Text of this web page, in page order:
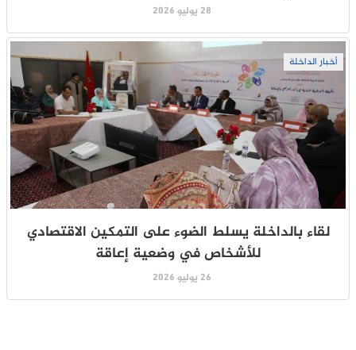
28 يوليو 2026
أخبار الداخلة
لقاء بالداخلة يسلط الضوء على التمكين الاقتصادي
للأشخاص في وضعية إعاقة
26 يوليو 2026